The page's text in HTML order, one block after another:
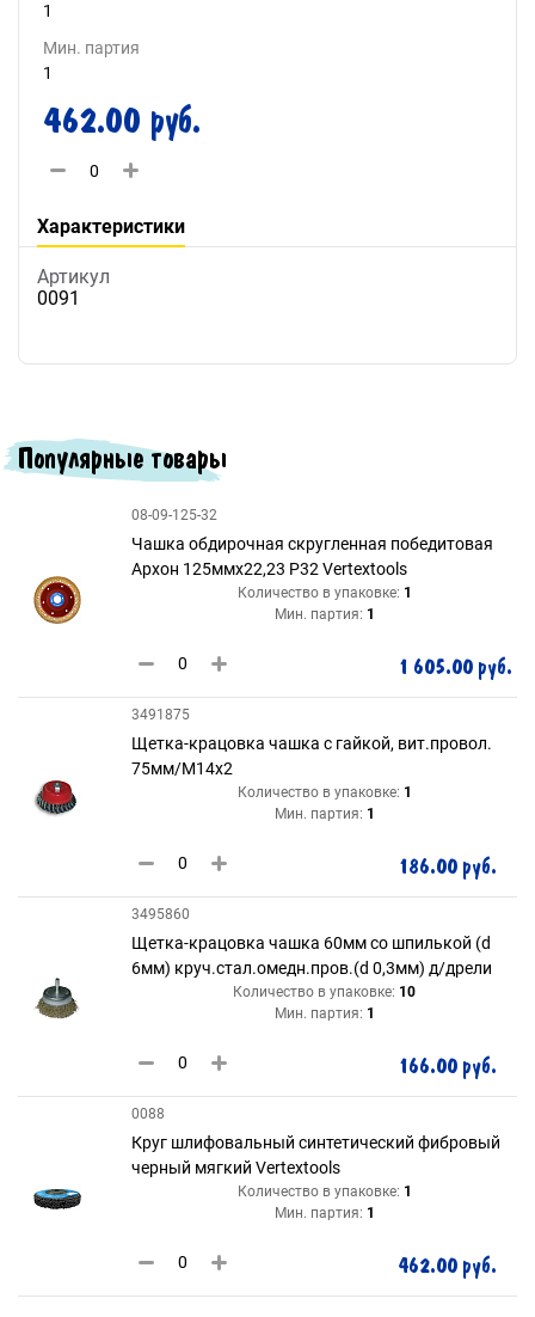
1
Мин. партия
1
462.00 руб.
Характеристики
Артикул
0091
Популярные товары
08-09-125-32
Чашка обдирочная скругленная победитовая
Архон 125ммх22,23 P32 Vertextools
Количество в упаковке: 1
Мин. партия: 1
1 605.00 руб.
3491875
Щетка-крацовка чашка с гайкой, вит.провол.
75мм/М14х2
Количество в упаковке: 1
Мин. партия: 1
186.00 руб.
3495860
Щетка-крацовка чашка 60мм со шпилькой (d
6мм) круч.стал.омедн.пров.(d 0,3мм) д/дрели
Количество в упаковке: 10
Мин. партия: 1
166.00 руб.
0088
Круг шлифовальный синтетический фибровый
черный мягкий Vertextools
Количество в упаковке: 1
Мин. партия: 1
462.00 руб.